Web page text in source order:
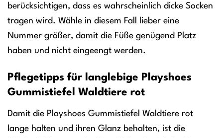
berücksichtigen, dass es wahrscheinlich dicke Socken
tragen wird. Wähle in diesem Fall lieber eine
Nummer größer, damit die Füße genügend Platz
haben und nicht eingeengt werden.
Pflegetipps für langlebige Playshoes
Gummistiefel Waldtiere rot
Damit die Playshoes Gummistiefel Waldtiere rot
lange halten und ihren Glanz behalten, ist die